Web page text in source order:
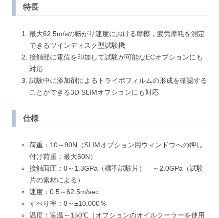
特長
最大62.5m/sの転がり速度における摩擦，疲労摩耗を測定
できるツインディスク型試験機
接触部に電位を印加して試験が可能なECオプションにも
対応
試験中に添加剤によるトライボフィルムの形成を確認する
ことができる3D SLIMオプションにも対応
仕様
荷重：10～90N（SLIMオプション用ウィンドウへの押し
付け荷重：最大50N）
接触面圧：0～1.3GPa（標準試験片） ～2.0GPa（試験
片の素材による）
速度：0.5～62.5m/sec
すべり率：0～±10,000％
温度：室温～150℃（オプションのオイルクーラーを使用